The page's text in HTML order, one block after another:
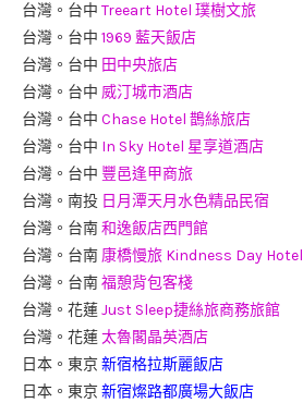
台灣。台中 Treeart Hotel 璞樹文旅
台灣。台中 1969 藍天飯店
台灣。台中 田中央旅店
台灣。台中 威汀城市酒店
台灣。台中 Chase Hotel 鵲絲旅店
台灣。台中 In Sky Hotel 星享道酒店
台灣。台中 豐邑逢甲商旅
台灣。南投 日月潭天月水色精品民宿
台灣。台南和逸飯店西門館
台灣。台南 康橋慢旅 Kindness Day Hotel
台灣。台南福憩背包客棧
台灣。花蓮Just Sleep捷絲旅商務旅館
台灣。花蓮太魯閣晶英酒店
日本。東京新宿格拉斯麗飯店
日本。東京新宿燦路都廣場大飯店